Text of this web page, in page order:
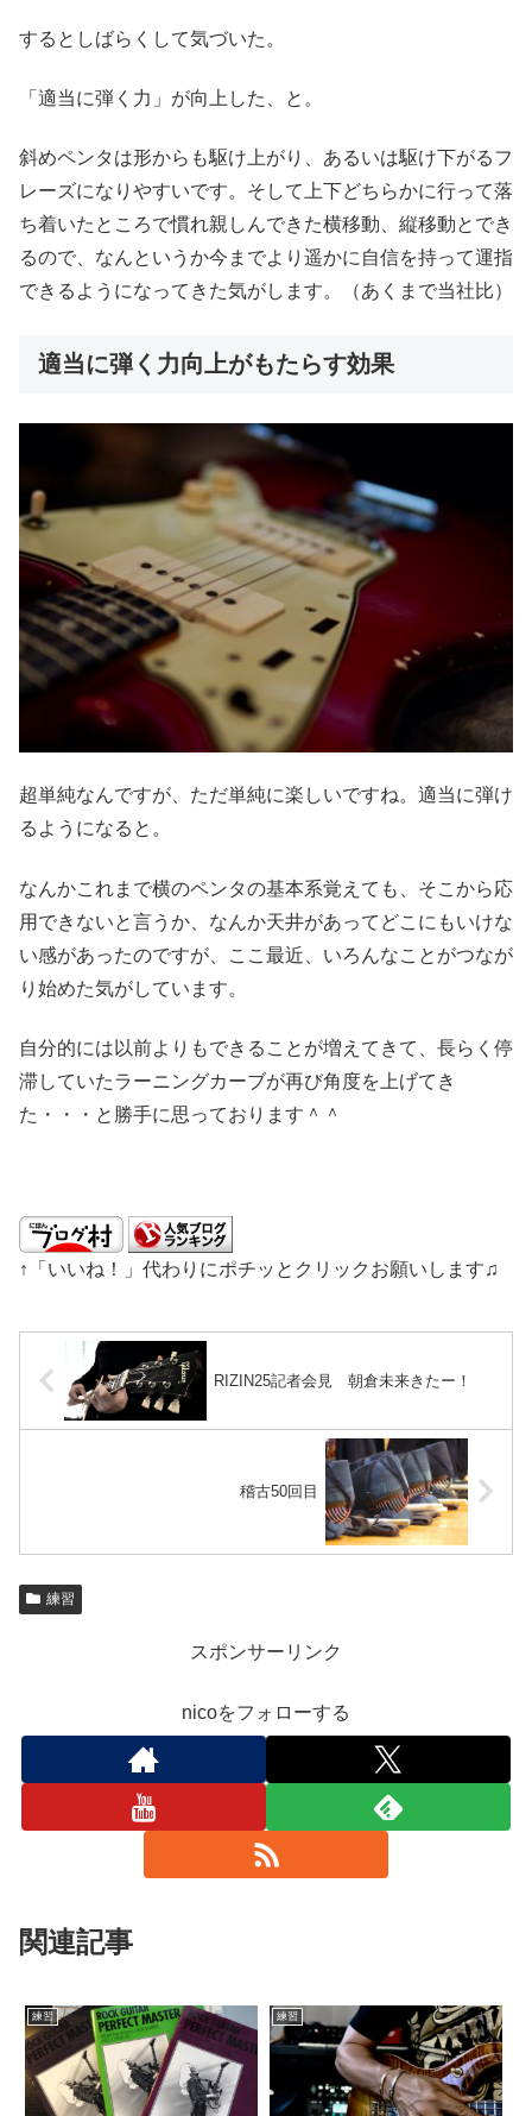
するとしばらくして気づいた。
「適当に弾く力」が向上した、と。
斜めペンタは形からも駆け上がり、あるいは駆け下がるフ
レーズになりやすいです。そして上下どちらかに行って落
ち着いたところで慣れ親しんできた横移動、縦移動とでき
るので、なんというか今までより遥かに自信を持って運指
できるようになってきた気がします。（あくまで当社比）
適当に弾く力向上がもたらす効果
超単純なんですが、ただ単純に楽しいですね。適当に弾け
るようになると。
なんかこれまで横のペンタの基本系覚えても、そこから応
用できないと言うか、なんか天井があってどこにもいけな
い感があったのですが、ここ最近、いろんなことがつなが
り始めた気がしています。
自分的には以前よりもできることが増えてきて、長らく停
滞していたラーニングカーブが再び角度を上げてき
た・・・と勝手に思っております＾＾
↑「いいね！」代わりにポチッとクリックお願いします♫
RIZIN25記者会見 朝倉未来きたー！
稽古50回目
練習
スポンサーリンク
nicoをフォローする
関連記事
練習 練習